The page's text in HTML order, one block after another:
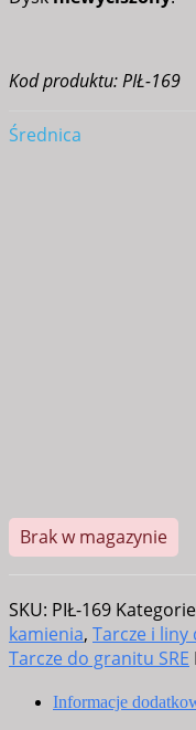
Kod produktu: PIŁ-169
Średnica
Brak w magazynie
SKU: PIŁ-169
kamienia, Tarcze i
Tarcze do granitu SRE
Informacje